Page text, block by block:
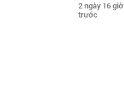
2 ngày 16 giờ
trước